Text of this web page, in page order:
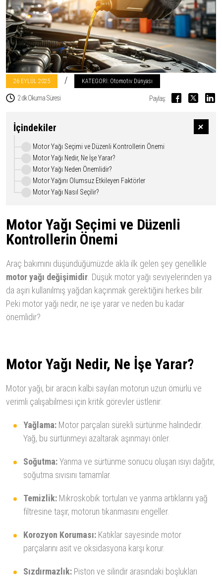
26 EYLÜL 2025 / KATEGORİ: Otomotiv Dünyası
2 dk Okuma Süresi Paylaş:
İçindekiler
Motor Yağı Seçimi ve Düzenli Kontrollerin Önemi
Motor Yağı Nedir, Ne İşe Yarar?
Motor Yağı Neden Önemlidir?
Motor Yağını Olumsuz Etkileyen Faktörler
Motor Yağı Nasıl Seçilir?
Motor Yağı Seçimi ve Düzenli
Kontrollerin Önemi
Araç bakımını düşündüğümüzde akla ilk gelen şey genellikle
motor yağı değişimidir . Düşük motor yağı seviyelerinden ya
da aşırı kullanılmış yağdan kaçınmak gerektiğini herkes bilir.
Peki motor yağı nedir, ne işe yarar ve neden bu kadar
önemlidir?
Motor Yağı Nedir, Ne İşe Yarar?
Motor yağı, bir aracın kalbi sayılan motorun uzun ömürlü ve
verimli çalışabilmesi için kritik görevler üstlenir:
Yağlama: Motor parçaları sürekli sürtünme halindedir.
Yağ, bu sürtünmeyi azaltarak aşınmayı önler.
Soğutma:Yanma ve sürtünme sonucu oluşan ısıyı dağıtır,
soğutma sıvısını tamamlar.
Temizlik: Mikroskobik tortuları ve yanma artıklarını yağ
filtresine taşır, motorun tıkanmasını engeller.
Korozyon Koruması: Katıklar sayesinde motor
parçalarını asit ve oksidasyona karşı korur.
Sızdırmazlık: Piston ve silindir arasındaki boşlukları